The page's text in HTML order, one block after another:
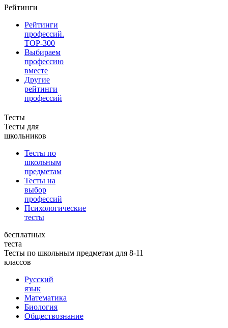
Рейтинги
Рейтинги
профессий.
TOP-300
Выбираем
профессию
вместе
Другие
рейтинги
профессий
Тесты
Тесты для
школьников
Тесты по
школьным
предметам
Тесты на
выбор
профессий
Психологические
тесты
бесплатных
теста
Тесты по школьным предметам для 8-11
классов
Русский
язык
Математика
Биология
Обществознание